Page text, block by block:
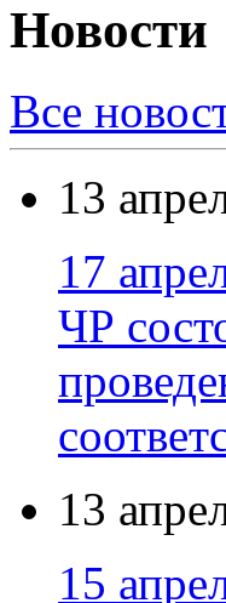
Новости
Все
13
17
ЧР
13
15